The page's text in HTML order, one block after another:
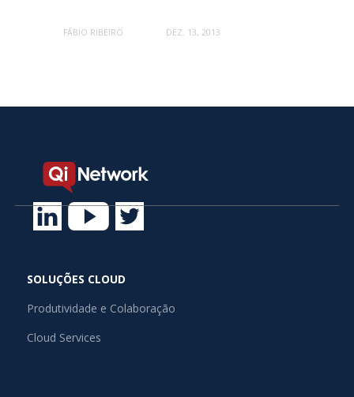
FÁBIO RIBEIRO DEZ. 13, 2013
SOLUÇÕES CLOUD
Produtividade e Colaboração
Cloud Services